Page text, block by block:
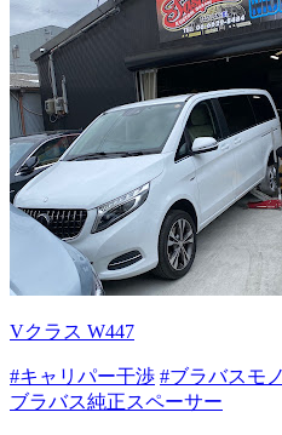
Vクラス W447
#キャリパー干渉 #ブラバスモ
ブラバス純正スペーサー